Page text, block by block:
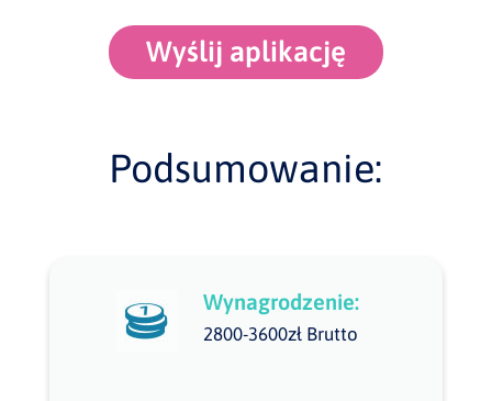
Wyślij aplikację
Podsumowanie:
Wynagrodzenie:
2800-3600zł Brutto